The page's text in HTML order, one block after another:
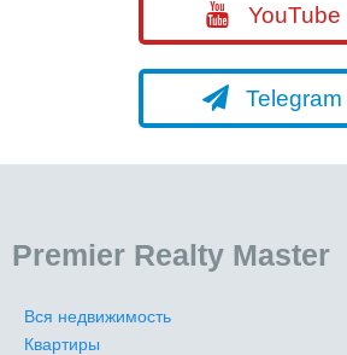
YouTube
Telegram
Premier Realty Master
Вся недвижимость
Квартиры